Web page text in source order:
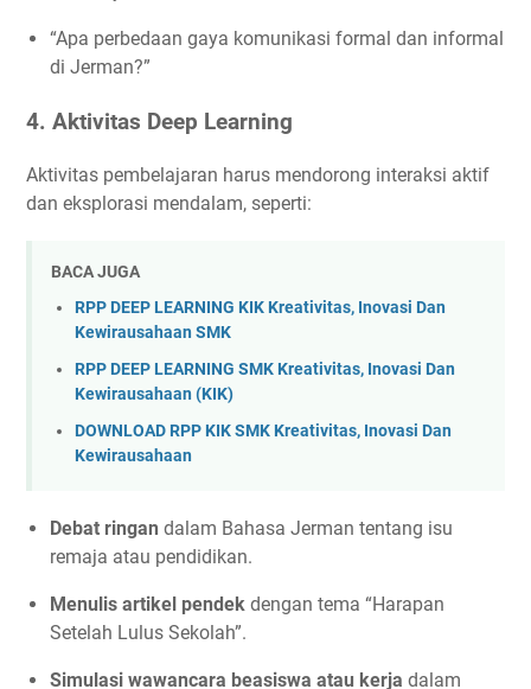
“Apa perbedaan gaya komunikasi formal dan informal
di Jerman?”
4. Aktivitas Deep Learning
Aktivitas pembelajaran harus mendorong interaksi aktif
dan eksplorasi mendalam, seperti:
BACA JUGA
RPP DEEP LEARNING KIK Kreativitas, Inovasi Dan
Kewirausahaan SMK
RPP DEEP LEARNING SMK Kreativitas, Inovasi Dan
Kewirausahaan (KIK)
DOWNLOAD RPP KIK SMK Kreativitas, Inovasi Dan
Kewirausahaan
Debat ringan dalam Bahasa Jerman tentang isu
remaja atau pendidikan.
Menulis artikel pendek dengan tema “Harapan
Setelah Lulus Sekolah”.
Simulasi wawancara beasiswa atau kerja dalam